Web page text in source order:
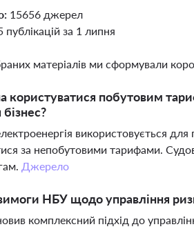
15656 джерел
публікацій за 1 липня
матеріалів ми сформували
користуватися побутовим
використовується для
за непобутовими тарифами.
Джерело
НБУ щодо управління
комплексний підхід до